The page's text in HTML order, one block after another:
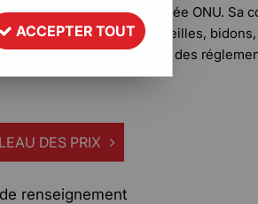
caisse carton homologuée ONU. Sa
contenants (flacons, bouteilles,
totale quant au respect des
DES PRIX
renseignement
ACCEPTER TOUT